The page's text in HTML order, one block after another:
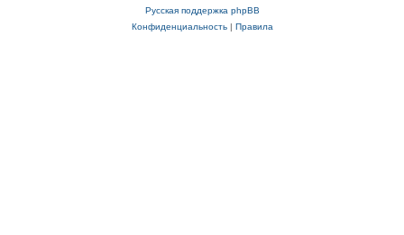
Русская поддержка phpBB
Конфиденциальность| Правила